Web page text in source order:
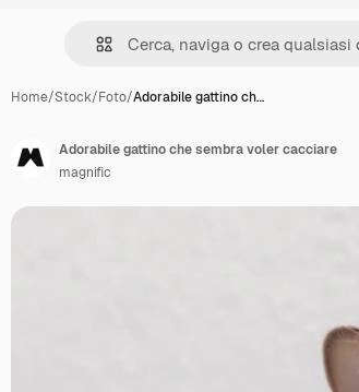
Home/Stock/Foto/Adorabile gattino ch…
Adorabile gattino che sembra voler cacciare
magnific